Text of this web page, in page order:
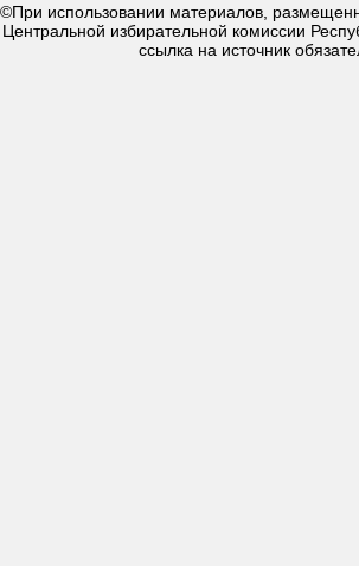
©При использовании материалов,
Центральной избирательной комиссии
ссылка на источник